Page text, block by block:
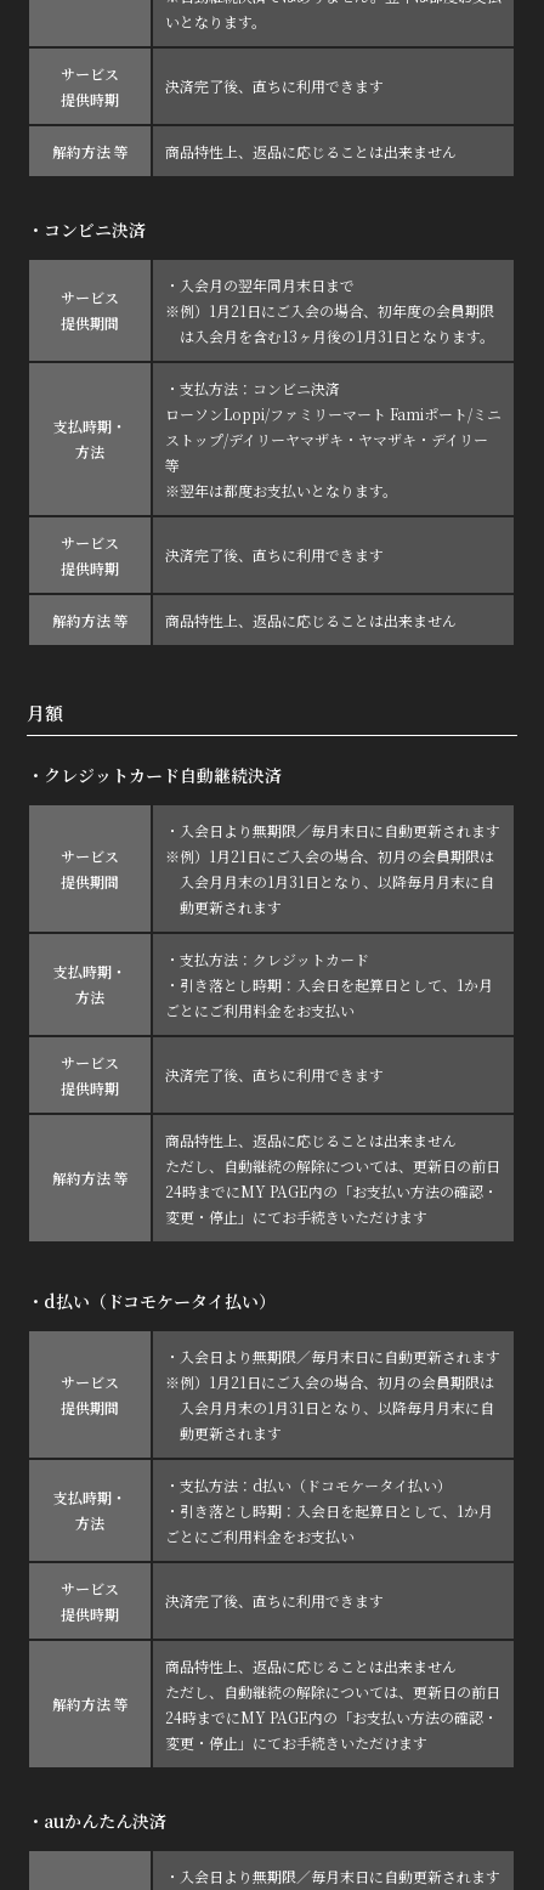
会員登録 ログイン
MOVIE
RADIO
いとなります。
サービス
提供時期
決済完了後、直ちに利用できます
解約方法 等 商品特性上、返品に応じることは出来ません
・コンビニ決済
サービス
提供期間
・入会月の翌年同月末日まで
※例）1月21日にご入会の場合、初年度の会員期限
は入会月を含む13ヶ月後の1月31日となります。
支払時期・
方法
・支払方法：コンビニ決済
ローソンLoppi/ファミリーマート Famiポート/ミニ
ストップ/デイリーヤマザキ・ヤマザキ・デイリー
等
※翌年は都度お支払いとなります。
サービス
提供時期
決済完了後、直ちに利用できます
解約方法 等 商品特性上、返品に応じることは出来ません
月額
・クレジットカード自動継続決済
サービス
提供期間
・入会日より無期限／毎月末日に自動更新されます
※例）1月21日にご入会の場合、初月の会員期限は
入会月月末の1月31日となり、以降毎月月末に自
動更新されます
支払時期・
方法
・支払方法：クレジットカード
・引き落とし時期：入会日を起算日として、1か月
ごとにご利用料金をお支払い
サービス
提供時期
決済完了後、直ちに利用できます
解約方法 等
商品特性上、返品に応じることは出来ません
ただし、自動継続の解除については、更新日の前日
24時までにMY PAGE内の「お支払い方法の確認・
変更・停止」にてお手続きいただけます
・d払い（ドコモケータイ払い）
サービス
提供期間
・入会日より無期限／毎月末日に自動更新されます
※例）1月21日にご入会の場合、初月の会員期限は
入会月月末の1月31日となり、以降毎月月末に自
動更新されます
支払時期・
方法
・支払方法：d払い（ドコモケータイ払い）
・引き落とし時期：入会日を起算日として、1か月
ごとにご利用料金をお支払い
サービス
提供時期
決済完了後、直ちに利用できます
解約方法 等
商品特性上、返品に応じることは出来ません
ただし、自動継続の解除については、更新日の前日
24時までにMY PAGE内の「お支払い方法の確認・
変更・停止」にてお手続きいただけます
・auかんたん決済
・入会日より無期限／毎月末日に自動更新されます